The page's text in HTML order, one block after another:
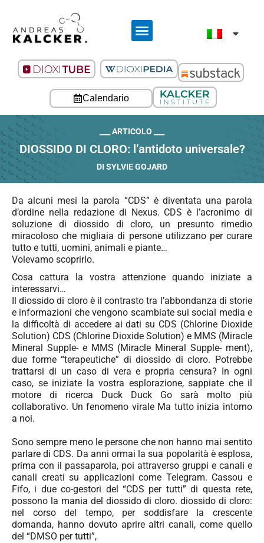
Calendario
___ ARTICOLO ___
DIOSSIDO DI CLORO: l’antidoto universale?
DI SYLVIE GOJARD
Da alcuni mesi la parola “CDS” è diventata una parola
d’ordine nella redazione di Nexus. CDS è l’acronimo di
soluzione di diossido di cloro, un presunto rimedio
miracoloso che migliaia di persone utilizzano per curare
tutto e tutti, uomini, animali e piante…
Volevamo scoprirlo.
Cosa cattura la vostra attenzione quando iniziate a
interessarvi…
Il diossido di cloro è il contrasto tra l’abbondanza di storie
e informazioni che vengono scambiate sui social media e
la difficoltà di accedere ai dati su CDS (Chlorine Dioxide
Solution) CDS (Chlorine Dioxide Solution) e MMS (Miracle
Mineral Supple- e MMS (Miracle Mineral Supple- ment),
due forme “terapeutiche” di diossido di cloro. Potrebbe
trattarsi di un caso di vera e propria censura? In ogni
caso, se iniziate la vostra esplorazione, sappiate che il
motore di ricerca Duck Duck Go sarà molto più
collaborativo. Un fenomeno virale Ma tutto inizia intorno
a noi.
Sono sempre meno le persone che non hanno mai sentito
parlare di CDS. Da anni ormai la sua popolarità è esplosa,
prima con il passaparola, poi attraverso gruppi e canali e
canali creati su applicazioni come Telegram. Cassou e
Fifo, i due co-gestori del “CDS per tutti” di questa rete,
possono la mania del diossido di cloro. diossido di cloro:
nel corso del tempo, per soddisfare la crescente
domanda, hanno dovuto aprire altri canali, come quello
del “DMSO per tutti”,